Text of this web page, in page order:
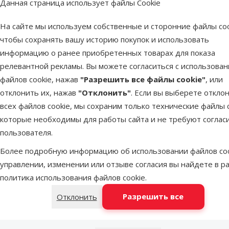
Данная страница использует файлы Cookie
На сайте мы используем собственные и сторонние файлы
чтобы сохранять вашу историю покупок и использовать
информацию о ранее приобретенных товарах для показа
релевантной рекламы. Вы можете согласиться с
файлов cookie, нажав "Разрешить все файлы cookie", или
отклонить их, нажав "Отклонить". Если вы выберете
всех файлов cookie, мы сохраним только технические файлы
которые необходимы для работы сайта и не требуют
пользователя.
Более подробную информацию об использовании файлов
управлении, изменении или отзыве согласия вы найдете в
политика использования файлов cookie.
Отклонить
Разрешить все
Объем
Особености корма Основной корм
Тип корма
XL гранулы
Бренд
Tetra
Номер в каталоге
41320
EAN
4004218170087